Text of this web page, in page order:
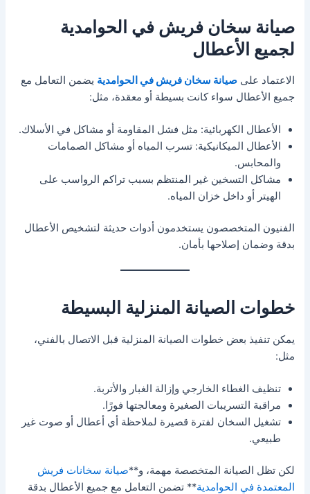
صيانة سخان فريش في الحوامدية
لجميع الأعطال
الاعتماد علىصيانة سخان فريش في الحوامدية يضمن التعامل مع
جميع الأعطال سواء كانت بسيطة أو معقدة، مثل:
الأعطال الكهربائية: مثل فشل المقاومة أو مشاكل في الأسلاك.
الأعطال الميكانيكية: تسرب المياه أو مشاكل الصمامات
والمحابس.
مشاكل التسخين غير المنتظم بسبب تراكم الرواسب على
الهيتر أو داخل خزان المياه.
الفنيون المتخصصون يستخدمون أدوات حديثة لتشخيص الأعطال
بدقة وضمان إصلاحها بأمان.
خطوات الصيانة المنزلية البسيطة
يمكن تنفيذ بعض خطوات الصيانة المنزلية قبل الاتصال بالفني،
مثل:
تنظيف الغطاء الخارجي وإزالة الغبار والأتربة.
مراقبة التسريبات الصغيرة ومعالجتها فورًا.
تشغيل السخان لفترة قصيرة لملاحظة أي أعطال أو صوت غير
طبيعي.
لكن تظل الصيانة المتخصصة مهمة، و**صيانة سخانات فريش
المعتمدة في الحوامدية** تضمن التعامل مع جميع الأعطال بدقة